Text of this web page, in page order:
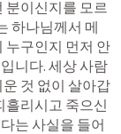
분이신지를 모르
하나님께서 메
누구인지 먼저 안
니다. 세상 사람
것 없이 살아갑
흘리시고 죽으신
는 사실을 들어